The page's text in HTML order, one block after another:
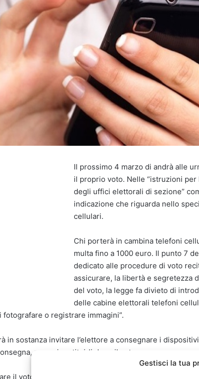
Gestisci la tua
Il prossimo 4 marzo di andrà alle
il proprio voto. Nelle “istruzioni per
degli uffici elettorali di sezione”
indicazione che riguarda nello
cellulari.
Chi porterà in cambina telefoni
multa fino a 1000 euro. Il punto 7
dedicato alle procedure di voto
assicurare, la libertà e segretezza
del voto, la legge fa divieto di
delle cabine elettorali telefoni
o registrare immagini”.
in sostanza invitare l’elettore a consegnare i
per poi restituirli dopo il voto.
il voto di scambio ed evitare quindi che l’elettore